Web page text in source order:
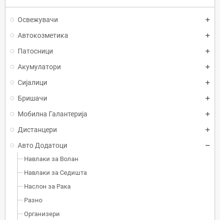
Освежувачи
Автокозметика
Патосници
Акумулатори
Сијалици
Бришачи
Мобилна Галантерија
Дистанцери
Авто Додатоци
Навлаки за Волан
Навлаки за Седишта
Наслон за Рака
Разно
Организери